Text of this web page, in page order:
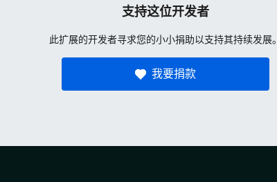
支持这位开发者
此扩展的开发者寻求您的小小捐助以支持其持续发展。
我要捐款